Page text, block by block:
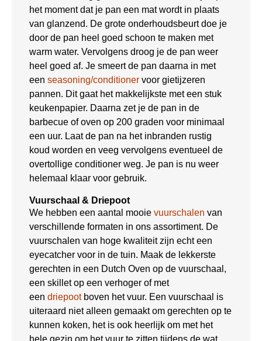
het moment dat je pan een mat wordt in plaats
van glanzend. De grote onderhoudsbeurt doe je
door de pan heel goed schoon te maken met
warm water. Vervolgens droog je de pan weer
heel goed af. Je smeert de pan daarna in met
een seasoning/conditioner voor gietijzeren
pannen. Dit gaat het makkelijkste met een stuk
keukenpapier. Daarna zet je de pan in de
barbecue of oven op 200 graden voor minimaal
een uur. Laat de pan na het inbranden rustig
koud worden en veeg vervolgens eventueel de
overtollige conditioner weg. Je pan is nu weer
helemaal klaar voor gebruik.
Vuurschaal & Driepoot
We hebben een aantal mooie vuurschalen van
verschillende formaten in ons assortiment. De
vuurschalen van hoge kwaliteit zijn echt een
eyecatcher voor in de tuin. Maak de lekkerste
gerechten in een Dutch Oven op de vuurschaal,
een skillet op een verhoger of met
een driepootboven het vuur. Een vuurschaal is
uiteraard niet alleen gemaakt om gerechten op te
kunnen koken, het is ook heerlijk om met het
hele gezin om het vuur te zitten tijdens de wat